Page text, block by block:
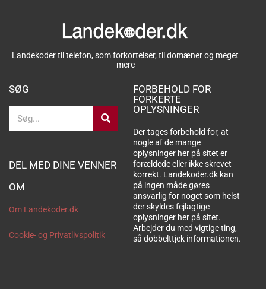
Landekoder til telefon, som forkortelser, til domæner og meget
mere
SØG
DEL MED DINE VENNER
OM
Om Landekoder.dk
Cookie- og Privatlivspolitik
FORBEHOLD FOR
FORKERTE
OPLYSNINGER
Der tages forbehold for, at
nogle af de mange
oplysninger her på sitet er
forældede eller ikke skrevet
korrekt. Landekoder.dk kan
på ingen måde gøres
ansvarlig for noget som helst
der skyldes fejlagtige
oplysninger her på sitet.
Arbejder du med vigtige ting,
så dobbelttjek informationen.